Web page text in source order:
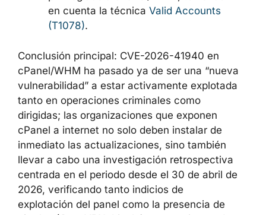
en cuenta la técnica Valid Accounts
(T1078).
Conclusión principal: CVE-2026-41940 en
cPanel/WHM ha pasado ya de ser una “nueva
vulnerabilidad” a estar activamente explotada
tanto en operaciones criminales como
dirigidas; las organizaciones que exponen
cPanel a internet no solo deben instalar de
inmediato las actualizaciones, sino también
llevar a cabo una investigación retrospectiva
centrada en el periodo desde el 30 de abril de
2026, verificando tanto indicios de
explotación del panel como la presencia de